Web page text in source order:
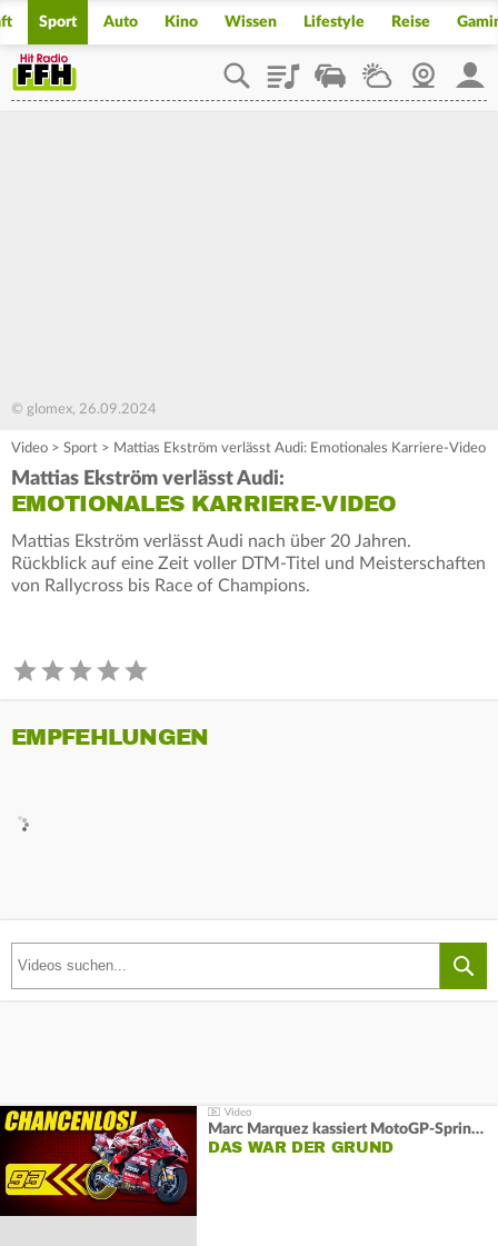
Sport Auto Kino Wissen Lifestyle Reise
PlaylistStaupilotWetterWebcam
© glomex, 26.09.2024
Video > Sport > Mattias Ekström verlässt Audi: Emotionales Karriere-Video
Mattias Ekström verlässt Audi:
EMOTIONALES KARRIERE-VIDEO
Mattias Ekström verlässt Audi nach über 20 Jahren.
Rückblick auf eine Zeit voller DTM-Titel und Meisterschaften
von Rallycross bis Race of Champions.
EMPFEHLUNGEN
Marc Marquez kassiert MotoGP-Sprint-Schlappe:
DAS WAR DER GRUND